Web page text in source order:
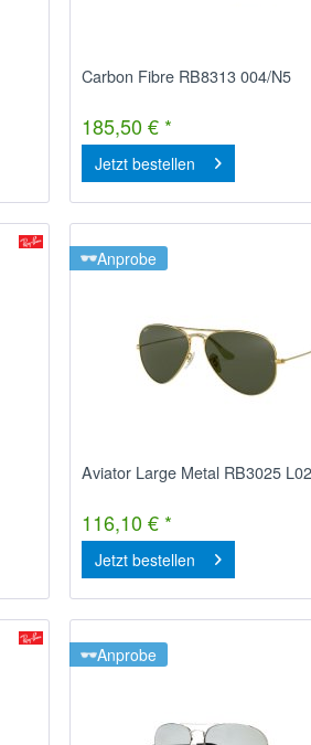
Carbon Fibre RB8313 004/N5
185,50 € *
Jetzt bestellen
Anprobe
Aviator Large Metal RB3025
116,10 € *
Jetzt bestellen
Anprobe